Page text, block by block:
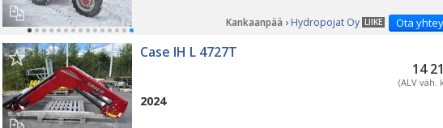
Ota
LIIKE
Kankaanpää › Hydropojat Oy
Case IH L 4727T
14
(ALV väh.
2024